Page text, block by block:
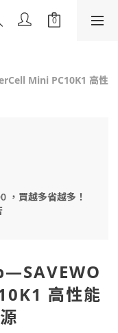
Mini PC10K1 高性
，買越多省越多！
高性能